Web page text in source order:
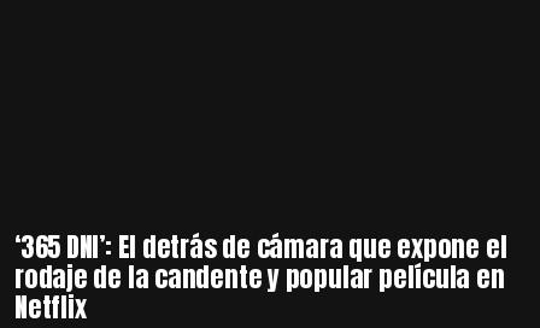
‘365 DNI’: El detrás de cámara que expone el
rodaje de la candente y popular película en
Netflix